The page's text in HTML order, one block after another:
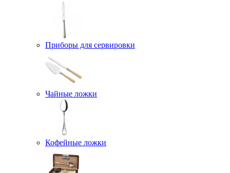
Приборы для сервировки
Чайные ложки
Кофейные ложки